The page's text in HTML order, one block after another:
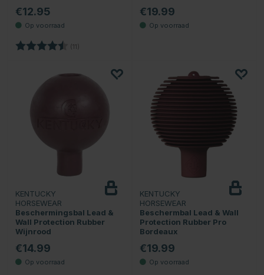
€12.95
Beoordeling: (11)
€19.99
KENTUCKY
HORSEWEAR
Beschermingsbal Lead &
Wall Protection Rubber
Wijnrood
€14.99
KENTUCKY
HORSEWEAR
Beschermbal Lead & Wall
Protection Rubber Pro
Bordeaux
€19.99